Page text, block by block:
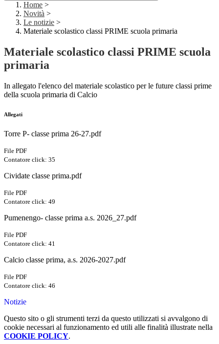
Home >
Novità >
Le notizie >
Materiale scolastico classi PRIME scuola primaria
Materiale scolastico classi PRIME scuola
primaria
In allegato l'elenco del materiale scolastico per le future classi prime
della scuola primaria di Calcio
Allegati
Torre P- classe prima 26-27.pdf
File PDF
Contatore click: 35
Cividate classe prima.pdf
File PDF
Contatore click: 49
Pumenengo- classe prima a.s. 2026_27.pdf
File PDF
Contatore click: 41
Calcio classe prima, a.s. 2026-2027.pdf
File PDF
Contatore click: 46
Notizie
Questo sito o gli strumenti terzi da questo utilizzati si avvalgono di
cookie necessari al funzionamento ed utili alle finalità illustrate nella
COOKIE POLICY.